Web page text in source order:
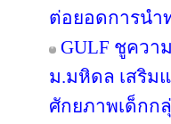
ต่อยอดการนำ
GULF ชูควา
ม.มหิดล เสริมแ
ศักยภาพเด็กก